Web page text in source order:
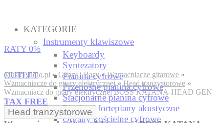
KATEGORIE
Instrumenty klawiszowe
Keyboardy
Syntezatory
Pianina cyfrowe
Przenośne pianina cyfrowe
Stacjonarne pianina cyfrowe
Pianina i fortepiany akustyczne
Organy kościelne cyfrowe
RATY 0%
OUTLET
TAX FREE
MusicAudio.pl »Gitary i Basy»Wzmacniacze gitarowe »
Wzmacniacze do gitary elektrycznej » Head tranzystorowe »
Wzmacniacz do gitary elektrycznej BOSS KATANA-HEAD GEN
3
Head tranzystorowe